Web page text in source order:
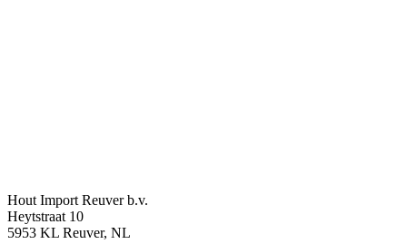
Hout Import Reuver b.v.
Heytstraat 10
5953 KL Reuver, NL